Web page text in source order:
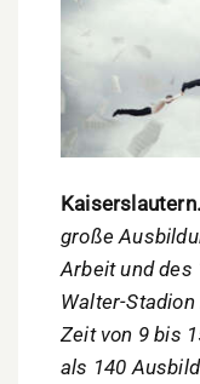
große
Arbeit und des
Walter-
Zeit von 9 bis
als 140